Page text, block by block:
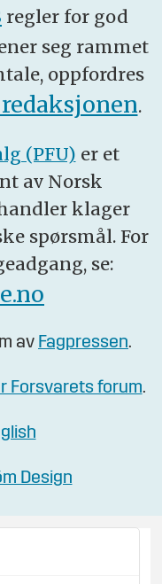
regler for god
seg rammet
oppfordres
.
(PFU) er et
av Norsk
klager
spørsmål. For
se:
av Fagpressen.
Forsvarets forum.
Design